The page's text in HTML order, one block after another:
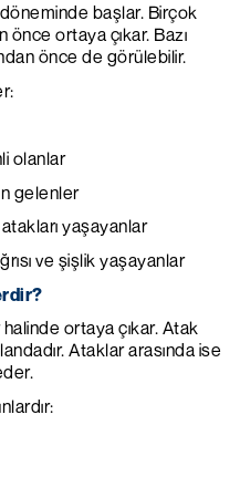
başlar. Birçok
ortaya çıkar. Bazı
önce de görülebilir.
olanlar
gelenler
yaşayanlar
ve şişlik yaşayanlar
ortaya çıkar. Atak
Ataklar arasında ise